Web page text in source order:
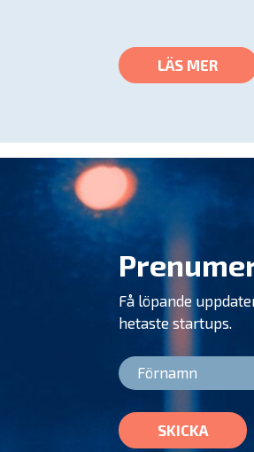
LÄS MER
Få löpande
hetaste startups.
SKICKA